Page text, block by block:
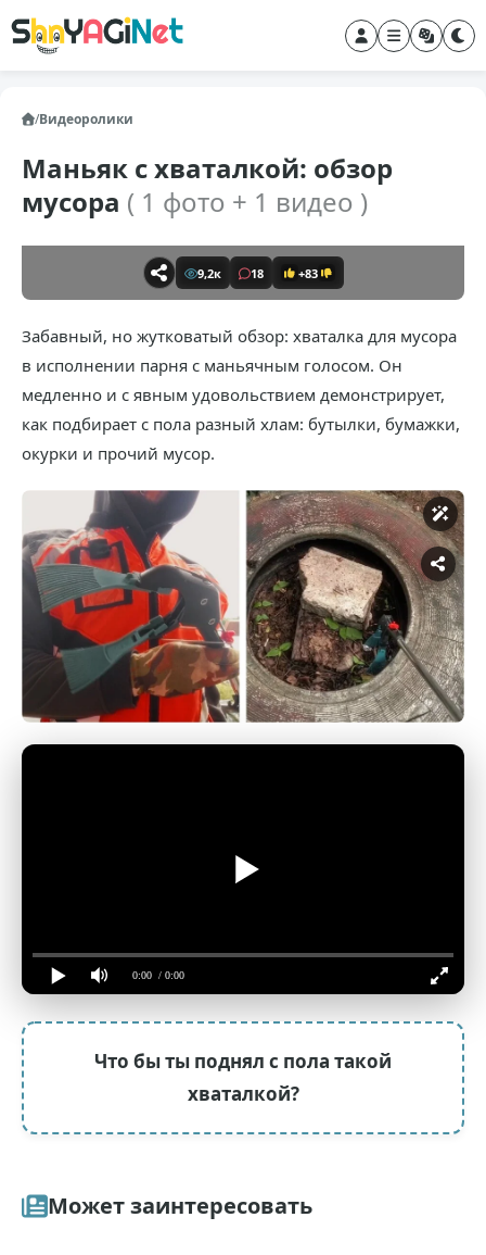
/Видеоролики
Маньяк с хваталкой: обзор
мусора ( 1 фото + 1 видео )
9,2к 18 +83
Забавный, но жутковатый обзор: хваталка для мусора
в исполнении парня с маньячным голосом. Он
медленно и с явным удовольствием демонстрирует,
как подбирает с пола разный хлам: бутылки, бумажки,
окурки и прочий мусор.
0:00 / 0:00
Что бы ты поднял с пола такой
хваталкой?
Может заинтересовать